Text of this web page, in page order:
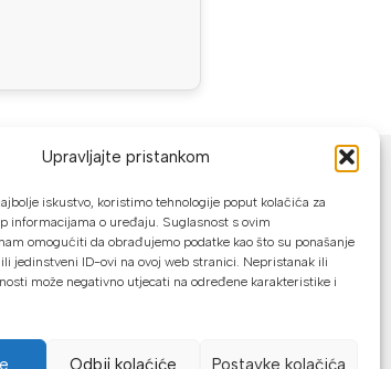
Upravljajte pristankom
iskustvo, koristimo tehnologije poput kolačića za
informacijama o uređaju. Suglasnost s ovim
omogućiti da obrađujemo podatke kao što su ponašanje
jedinstveni ID-ovi na ovoj web stranici. Nepristanak ili
može negativno utjecati na određene karakteristike i
Odbij kolaćiće Postavke kolačića
NAČINI PLAĆANJA
U našoj web trgovini možete platiti:
Kreditnim karticama jednokratno ili do
24 rate